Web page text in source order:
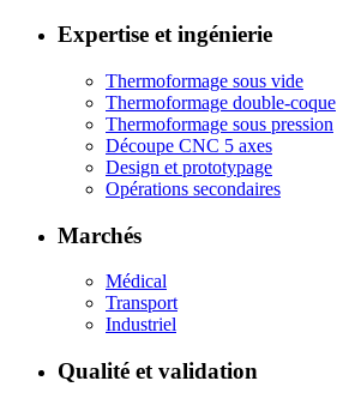
Expertise et ingénierie
Thermoformage sous vide
Thermoformage double-coque
Thermoformage sous pression
Découpe CNC 5 axes
Design et prototypage
Opérations secondaires
Marchés
Médical
Transport
Industriel
Qualité et validation